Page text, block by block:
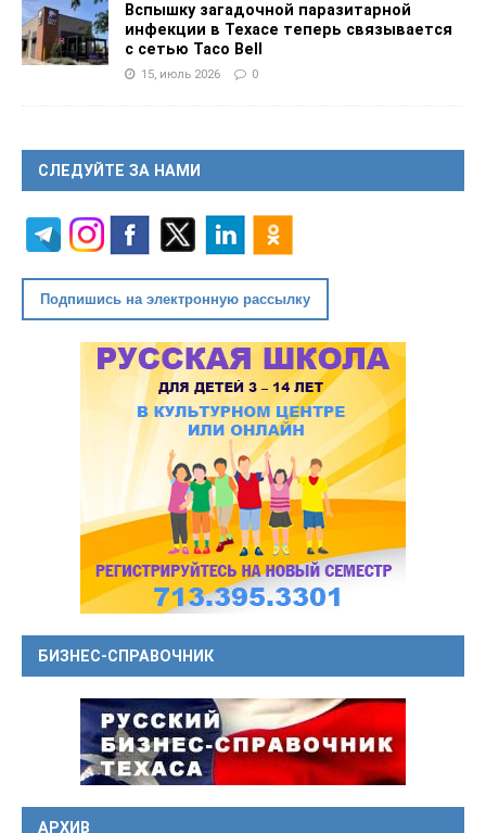
Вспышку загадочной паразитарной
инфекции в Техасе теперь связывается
с сетью Taco Bell
15, июль 2026 0
СЛЕДУЙТЕ ЗА НАМИ
Подпишись на электронную рассылку
БИЗНЕС-СПРАВОЧНИК
АРХИВ